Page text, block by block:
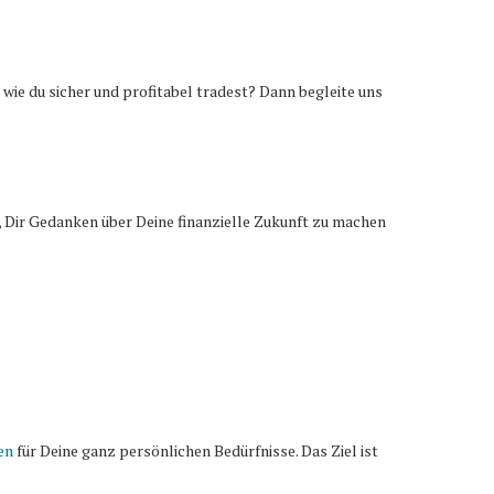
du sicher und profitabel tradest? Dann begleite uns
Gedanken über Deine finanzielle Zukunft zu machen
für Deine ganz persönlichen Bedürfnisse. Das Ziel ist